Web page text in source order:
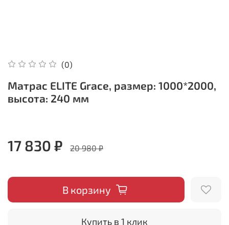
(0)
Матрас ELITE Grace, размер: 1000*2000,
высота: 240 мм
17 830 ₽ 20 980 ₽
В корзину
Купить в 1 клик